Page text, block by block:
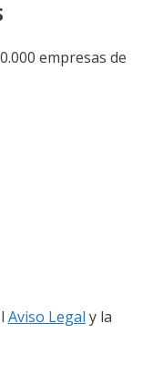
empresas de
Aviso Legal y la